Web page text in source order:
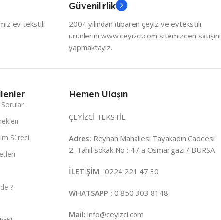
ev tekstili
Güvenilirlik
2004 yılından itibaren çeyiz ve evtekstili
ürünlerini www.ceyizci.com sitemizden satışını
yapmaktayız.
Sorular
Süreci
?
Hemen Ulaşın
ÇEYİZCİ TEKSTİL
Adres: Reyhan Mahallesi Tayakadın Caddesi
2. Tahıl sokak No : 4 / a Osmangazi / BURSA
İLETİŞİM : 0224 221 47 30
WHATSAPP : 0 850 303 8148
Mail: info@ceyizci.com